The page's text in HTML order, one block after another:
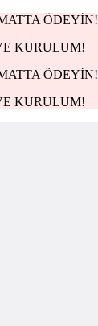
ÖDEYİN!
KURULUM!
ÖDEYİN!
KURULUM!